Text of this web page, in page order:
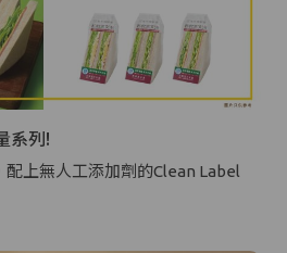
系列!
上無人工添加劑的Clean Label